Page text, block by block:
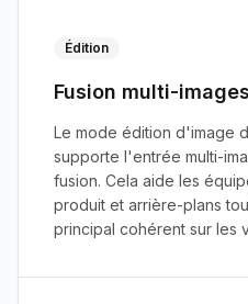
Édition
Fusion multi-images
Le mode édition d'image
supporte l'entrée multi-
fusion. Cela aide les
produit et arrière-plans
principal cohérent sur les